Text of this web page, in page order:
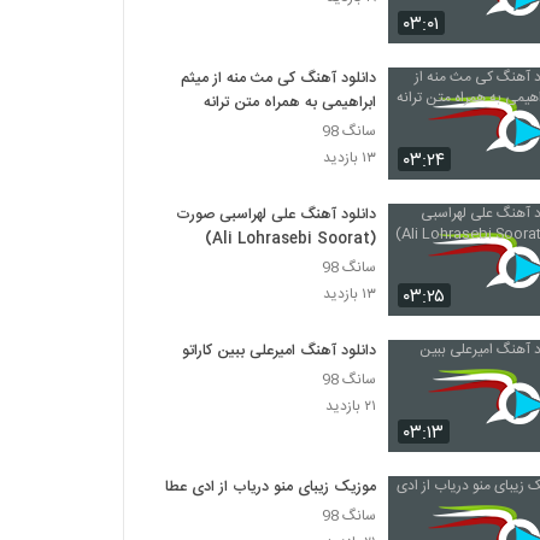
آهنگ علی پارسا بنام بمون واسم
۴,۹۹۵ بازدید
آهنگ بد نشو از محمد چناری(پاپ)
۷۷۱ بازدید
دانلود آهنگ تریپل بند مال منی
۲,۱۹۸ بازدید
آهنگ سالار (جدید) بنام دستامو ول نکن
دانلود آهنگ محمدرضا هدایتی من دیوانه نیستم
۱,۰۳۶ بازدید
موزیک زیبای عاشق شدن از محسن ابراهیم زاده
۳,۶۳۷ بازدید
۰۳:۰۱
۰۳:۲۴
دانلود آهنگ کی مث منه از میثم
ابراهیمی به همراه متن ترانه
سانگ 98
۱۳ بازدید
۰۳:۲۵
دانلود آهنگ علی لهراسبی صورت
(Ali Lohrasebi Soorat)
سانگ 98
۱۳ بازدید
۰۳:۱۳
دانلود آهنگ امیرعلی ببین کاراتو
سانگ 98
۲۱ بازدید
موزیک زیبای منو دریاب از ادی عطار
سانگ 98